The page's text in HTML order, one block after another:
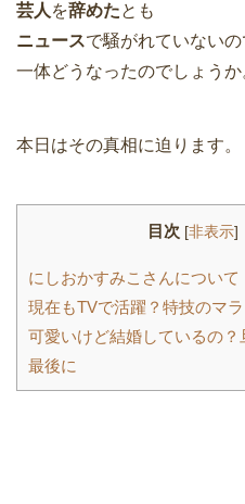
芸人 を辞めたとも
ニュースで騒がれていないの
一体どうなったのでしょうか
本日はその真相に迫ります。
目次 [非表示]
にしおかすみこさんについて
現在もTVで活躍？特技のマ
可愛いけど結婚しているの？
最後に